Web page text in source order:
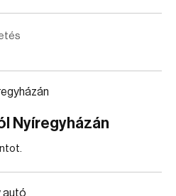
Nyíregyházán